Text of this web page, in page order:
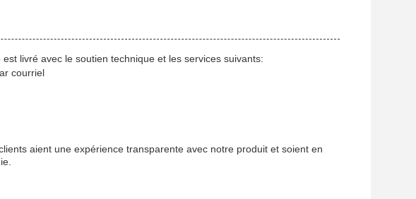
livré avec le soutien technique et les services suivants:
courriel
aient une expérience transparente avec notre produit et soient en